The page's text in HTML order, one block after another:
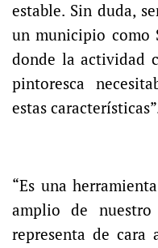
estable. Sin duda,
un municipio como
donde la actividad
pintoresca
estas
“Es una
amplio de
representa de cara